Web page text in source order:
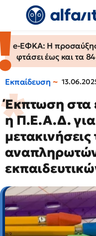
e-ΕΦΚΑ: Η
φτάσει έως και τα
Εκπαίδευση
Έκπτωση στα
η Π.Ε.Α.Δ. για